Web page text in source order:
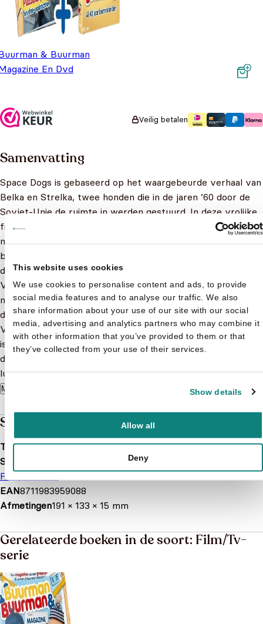
This website uses cookies
We use cookies to personalise content and ads, to provide
social media features and to analyse our traffic. We also
share information about your use of our site with our social
media, advertising and analytics partners who may combine it
with other information that you’ve provided to them or that
they’ve collected from your use of their services.
Show details
Allow all
Deny
& Buurman
En Dvd
Veilig betalen
Samenvatting
Space Dogs is gebaseerd op het waargebeurde verhaal van
Belka en Strelka, twee honden die in de jaren ’60 door de
Sovjet-Unie de ruimte in werden gestuurd. In deze vrolijke
film zien we hoe circushond Belka tijdens een mislukte act
met haar stuntraket per ongeluk in de straten van Moskou
belandt. Daar maakt ze kennis met de zwerfhond Strelka,
die haar samen met haar onafscheidelijke rattenvriend
Venya al snel wegwijs maakt in de buurt. Maar het duurt
niet lang of de drie worden van straat geplukt om mee te
doen aan het trainingsprogramma voor een ruimtemissie.
Voor ze goed en wel in de gaten hebben wat er aan de hand
is worden ze de ruimte in geschoten! Wat volgt is een
doldwaas en hilarisch avontuur in de ruimte. Zal het ze
lukken om veilig terug te keren naar Aarde?
Meer lezen
Specificaties
Taalnl
Soort boek
Film/Tv-serie
EAN8711983959088
Afmetingen191 × 133 × 15 mm
Gerelateerde boeken in de soort: Film/Tv-
serie